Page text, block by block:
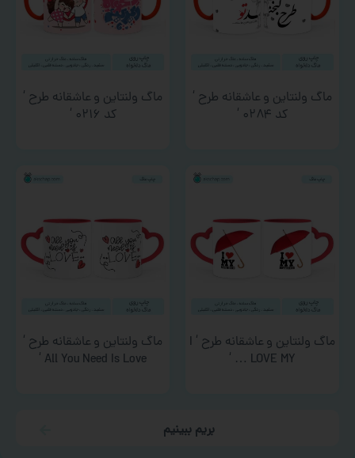
ماگ ولنتاین و عاشقانه طرح ‘
کد ۰۲۸۴ ‘
ماگ ولنتاین و عاشقانه طرح ‘
کد ۰۲۱۶ ‘
ماگ ولنتاین و عاشقانه طرح ‘ I
LOVE MY … ‘
ماگ ولنتاین و عاشقانه طرح ‘
All You Need Is Love ‘
بریم ببینیم